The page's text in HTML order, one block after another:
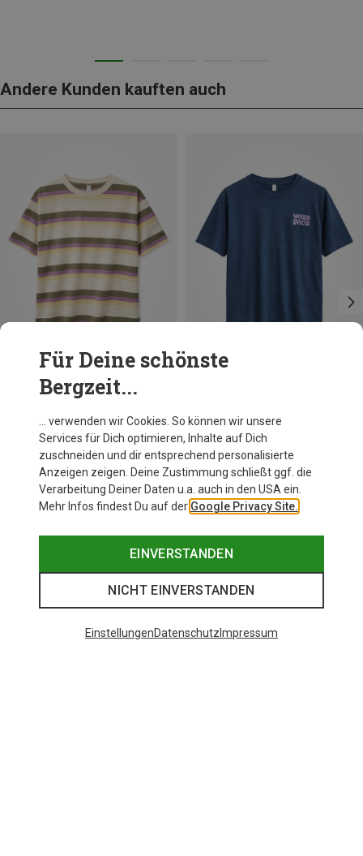
Andere Kunden kauften auch
Du sparst 32%
Für Deine schönste
Bergzeit...
… verwenden wir Cookies. So können wir unsere
Services für Dich optimieren, Inhalte auf Dich
zuschneiden und dir entsprechend personalisierte
Anzeigen zeigen. Deine Zustimmung schließt ggf. die
Verarbeitung Deiner Daten u.a. auch in den USA ein.
Mehr Infos findest Du auf der Google Privacy Site.
EINVERSTANDEN
NICHT EINVERSTANDEN
EinstellungenDatenschutz Impressum